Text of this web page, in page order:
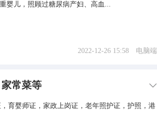
婴儿，照顾过糖尿病产妇、高血...
2022-12-26 15:58 电脑端
常菜等
育婴师证，家政上岗证，老年照护证，护照，港